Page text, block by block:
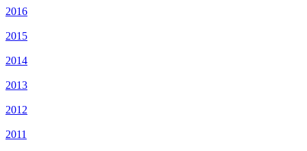
2016
2015
2014
2013
2012
2011